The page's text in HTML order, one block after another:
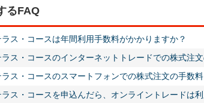
るFAQ
ス・コースは年間利用手数料がかかりますか？
ス・コースのインターネットトレードでの株式注文
ス・コースのスマートフォンでの株式注文の手数料
ス・コースを申込んだら、オンライントレードは